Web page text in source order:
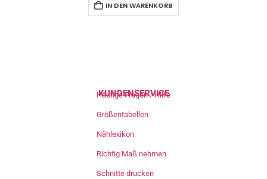
IN DEN WARENKORB
KUNDENSERVICE
Häufige Fragen / Hilfe
Größentabellen
Nählexikon
Richtig Maß nehmen
Schnitte drucken